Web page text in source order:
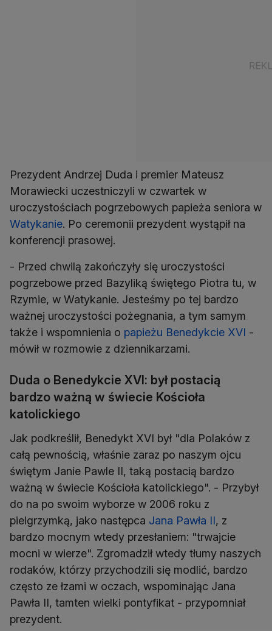
Prezydent Andrzej Duda i premier Mateusz
Morawiecki uczestniczyli w czwartek w
uroczystościach pogrzebowych papieża seniora w
Watykanie. Po ceremonii prezydent wystąpił na
konferencji prasowej.
- Przed chwilą zakończyły się uroczystości
pogrzebowe przed Bazyliką świętego Piotra tu, w
Rzymie, w Watykanie. Jesteśmy po tej bardzo
ważnej uroczystości pożegnania, a tym samym
także i wspomnienia o papieżu Benedykcie XVI -
mówił w rozmowie z dziennikarzami.
Duda o Benedykcie XVI: był postacią
bardzo ważną w świecie Kościoła
katolickiego
Jak podkreślił, Benedykt XVI był "dla Polaków z
całą pewnością, właśnie zaraz po naszym ojcu
świętym Janie Pawle II, taką postacią bardzo
ważną w świecie Kościoła katolickiego". - Przybył
do na po swoim wyborze w 2006 roku z
pielgrzymką, jako następca Jana Pawła II, z
bardzo mocnym wtedy przesłaniem: "trwajcie
mocni w wierze". Zgromadził wtedy tłumy naszych
rodaków, którzy przychodzili się modlić, bardzo
często ze łzami w oczach, wspominając Jana
Pawła II, tamten wielki pontyfikat - przypomniał
prezydent.